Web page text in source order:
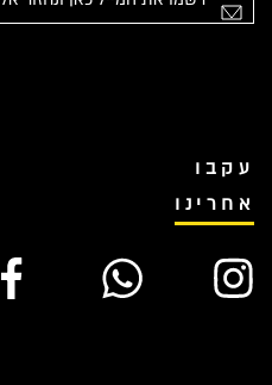
עקבו
אחרינו